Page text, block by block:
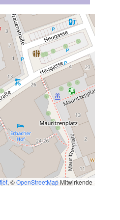
, ©OpenStreetMapMitwirkende